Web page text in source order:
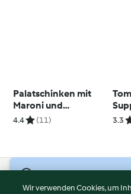
Palatschinken mit
Maroni und
Buchweizen
4.4 (11) 3.3
Wir verwenden Cookies, um